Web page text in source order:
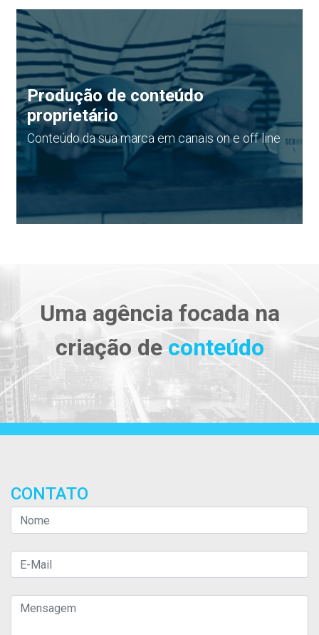
Produção de conteúdo
proprietário
Conteúdo da sua marca em canais on e off line
Uma agência focada na
criação de conteúdo
CONTATO